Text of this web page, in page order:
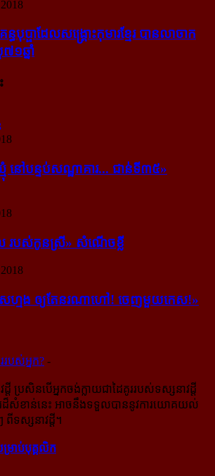
ធបុប្ផា​ដែល​សង្គ្រោះ​កុមារ​ខ្មែរ​ បាន​លាចាក​
១ឆ្នាំ
មុំ នៅបន្ទប់សណ្ឋាគារ... ជាន់ទី៣៥»
របស់​កូនស្រី» សំណើចខ្លី
ហ្មង ឲ្យ​តែ​នរណា​ហៅ! ចេញ​មួយ​កេស!»
បស់​​អ្នក? -
ប្រសិន​បើ​អ្នក​ចង់​ក្លាយ​ជា​ដៃគូរ​របស់​ទស្សនាវដ្ដី​
រ​ដ៏​សំខាន់​នេះ អាច​នឹង​ទទួល​បាន​នូវ​ការ​យោគយល់
ទស្សនាវដ្ដី។
រាប់បុគ្គលិក